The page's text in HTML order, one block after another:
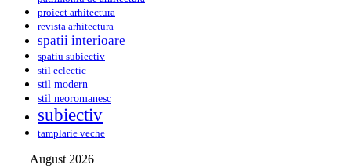
proiect arhitectura
revista arhitectura
spatii interioare
spatiu subiectiv
stil eclectic
stil modern
stil neoromanesc
subiectiv
tamplarie veche
August 2026